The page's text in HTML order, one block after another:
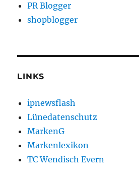
PR Blogger
shopblogger
LINKS
ipnewsflash
Lünedatenschutz
MarkenG
Markenlexikon
TC Wendisch Evern